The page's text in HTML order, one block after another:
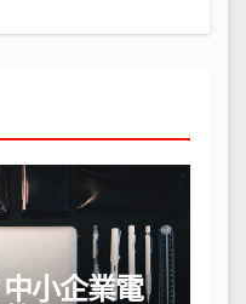
小企業電